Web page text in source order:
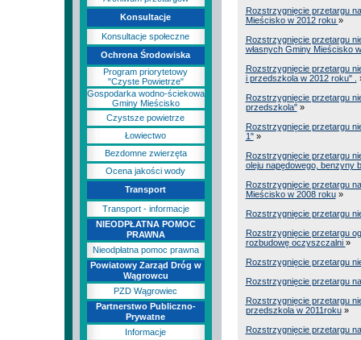
Konsultacje
Konsultacje społeczne
Ochrona Środowiska
Program priorytetowy
"Czyste Powietrze"
Gospodarka wodno-ściekowa
Gminy Mieścisko
Czystsze powietrze
Łowiectwo
Bezdomne zwierzęta
Ocena jakości wody
Transport
Transport - informacje
NIEODPŁATNA POMOC
PRAWNA
Nieodpłatna pomoc prawna
Powiatowy Zarząd Dróg w
Wągrowcu
PZD Wągrowiec
Partnerstwo Publiczno-
Prywatne
Informacje
Rozstrzygnięcie przetargu
Mieścisko w 2012 roku »
Rozstrzygnięcie przetargu
własnych Gminy Mieścisko
Rozstrzygnięcie przetargu
i przedszkola w 2012 roku" .
Rozstrzygnięcie przetargu
przedszkola"»
Rozstrzygnięcie przetargu
1"»
Rozstrzygnięcie przetargu
oleju napędowego, benzyny
Rozstrzygnięcie przetargu
Mieścisko w 2008 roku»
Rozstrzygnięcie przetargu
Rozstrzygnięcie przetargu
rozbudowę oczyszczalni »
Rozstrzygnięcie przetargu
Rozstrzygnięcie przetargu
Rozstrzygnięcie przetargu
przedszkola w 2011roku»
Rozstrzygnięcie przetargu